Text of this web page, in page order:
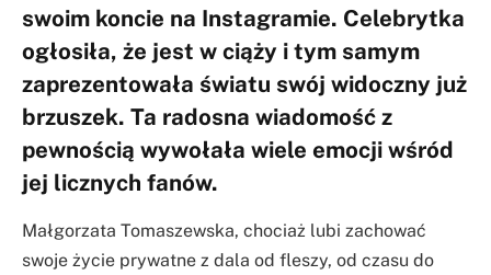
swoim koncie na Instagramie. Celebrytka
ogłosiła, że jest w ciąży i tym samym
zaprezentowała światu swój widoczny już
brzuszek. Ta radosna wiadomość z
pewnością wywołała wiele emocji wśród
jej licznych fanów.
Małgorzata Tomaszewska, chociaż lubi zachować
swoje życie prywatne z dala od fleszy, od czasu do